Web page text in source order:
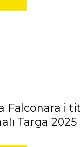
Falconara i
Targa 2025